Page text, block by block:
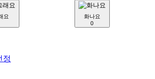
요
화나요
0
정